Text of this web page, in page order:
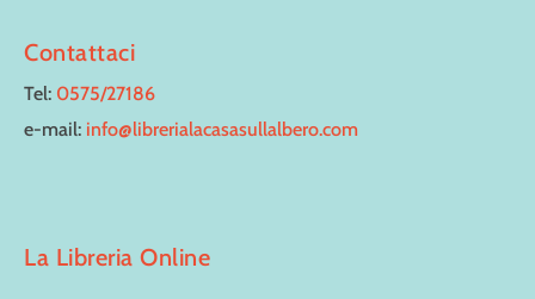
Contattaci
Tel: 0575/27186
e-mail: info@librerialacasasullalbero.com
La Libreria Online